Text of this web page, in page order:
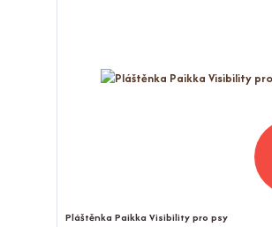
Pláštěnka Paikka Visibility pro psy